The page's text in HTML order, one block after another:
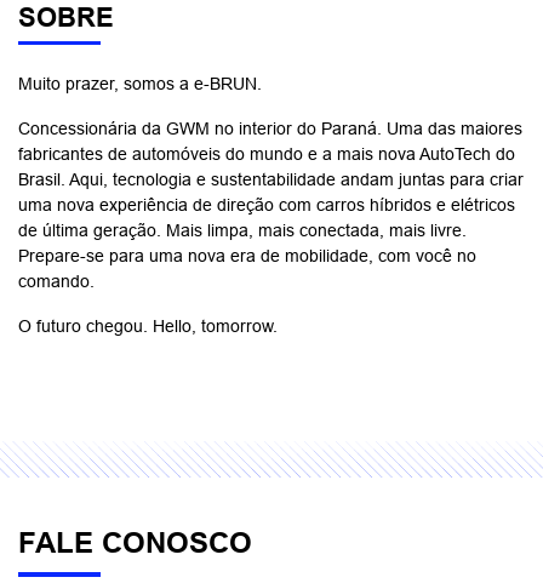
SOBRE
Muito prazer, somos a e-BRUN.
Concessionária da GWM no interior do Paraná. Uma das maiores
fabricantes de automóveis do mundo e a mais nova AutoTech do
Brasil. Aqui, tecnologia e sustentabilidade andam juntas para criar
uma nova experiência de direção com carros híbridos e elétricos
de última geração. Mais limpa, mais conectada, mais livre.
Prepare-se para uma nova era de mobilidade, com você no
comando.
O futuro chegou. Hello, tomorrow.
FALE CONOSCO